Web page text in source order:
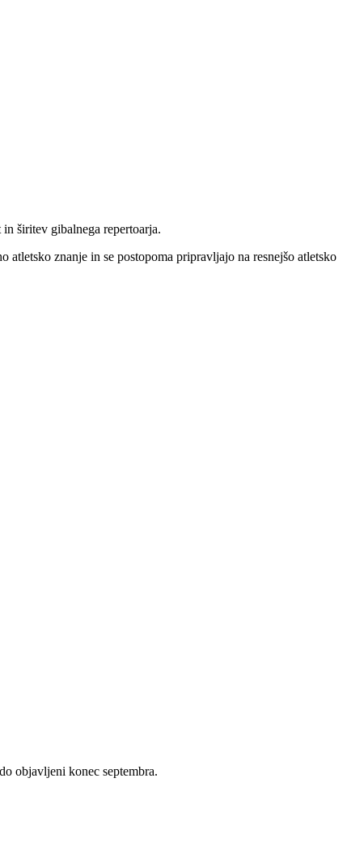
širitev gibalnega repertoarja.
znanje in se postopoma pripravljajo na resnejšo atletsko
objavljeni konec septembra.